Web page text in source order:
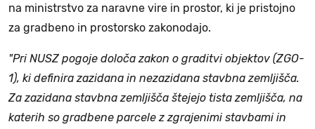
na ministrstvo za naravne vire in prostor, ki je pristojno
za gradbeno in prostorsko zakonodajo.
"Pri NUSZ pogoje določa zakon o graditvi objektov (ZGO-
1), ki definira zazidana in nezazidana stavbna zemljišča.
Za zazidana stavbna zemljišča štejejo tista zemljišča, na
katerih so gradbene parcele z zgrajenimi stavbami in